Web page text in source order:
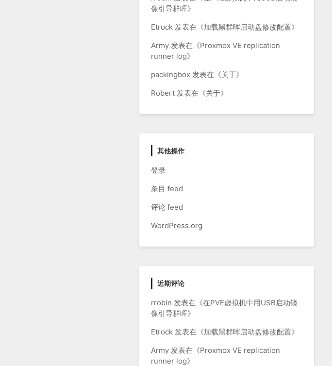
像引导群晖》
Etrock 发表在《加载黑群晖启动盘修改配置》
Army 发表在《Proxmox VE replication
runner log》
packingbox 发表在《关于》
Robert 发表在《关于》
其他操作
登录
条目 feed
评论 feed
WordPress.org
近期评论
rrobin 发表在《在PVE虚拟机中用USB启动镜
像引导群晖》
Etrock 发表在《加载黑群晖启动盘修改配置》
Army 发表在《Proxmox VE replication
runner log》